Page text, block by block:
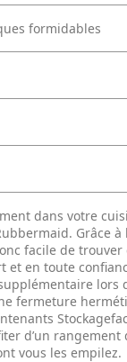
formidables
dans votre
Grâce
facile de trouver
et en toute
lors
fermeture
d’un
vous les empilez.